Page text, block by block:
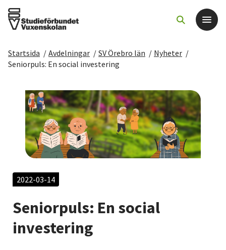
Det här gör vi
För dig som
Sök kurser och evenemang
Om SV
Starta studiecirkel
Cirkelledare
Nyheter
Startsida / Avdelningar / SV Örebro län / Nyheter /
Seniorpuls: En social investering
2022-03-14
Seniorpuls: En social
investering